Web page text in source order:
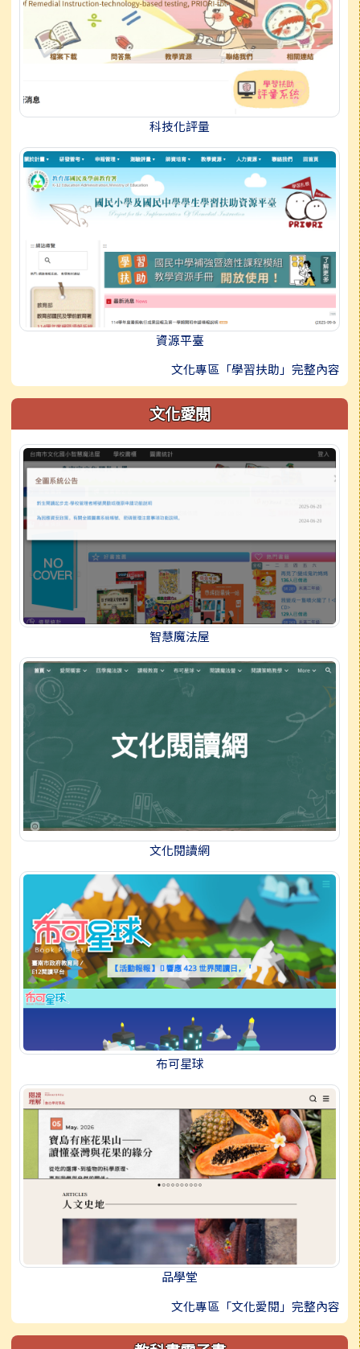
科技化評量
資源平臺
文化專區「學習扶助」完整內容
文化愛閱
智慧魔法屋
文化閱讀網
布可星球
品學堂
文化專區「文化愛閱」完整內容